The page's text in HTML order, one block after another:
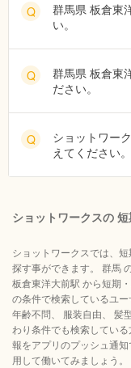
Q
群馬県 板倉東
い。
Q
群馬県 板倉東
ださい。
Q
ショットワー
えてください。
ショットワークスの
ショットワークスでは、
探す事ができます。 群馬
板倉東洋大前駅 から短期
の条件で検索しているユー
年齢不問、 服装自由、 髪
わり条件でも検索してい
報をアプリのプッシュ通
用して働いてみましょう。